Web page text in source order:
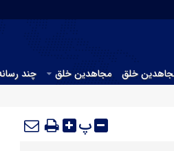
خلق مجاهدین خلق چند
پ